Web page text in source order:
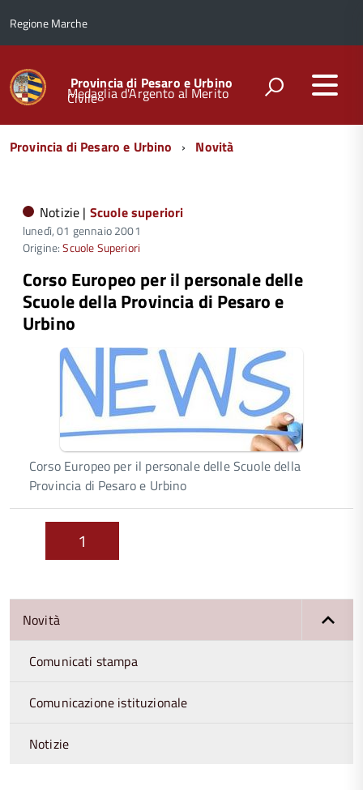
Regione Marche
Provincia di Pesaro e Urbino
Medaglia d'Argento al Merito
Civile
Menu
diProvincia di Pesaro e Urbino Novità
Notizie | Scuole superiori
lunedì, 01 gennaio 2001
Origine:Scuole Superiori
Corso Europeo per il personale delle
Scuole della Provincia di Pesaro e
Urbino
Corso Europeo per il personale delle Scuole della
Provincia di Pesaro e Urbino
1
Novità
Comunicati stampa
Comunicazione istituzionale
Notizie